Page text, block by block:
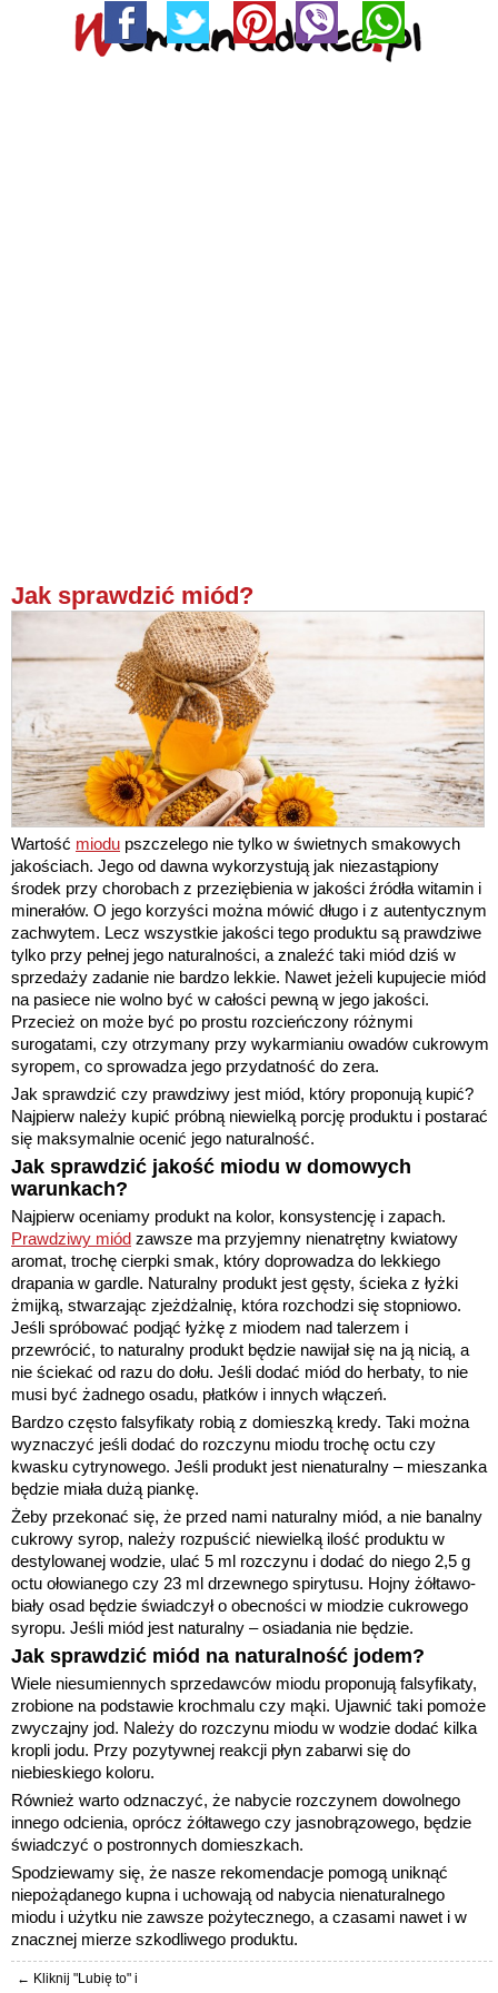
Jak sprawdzić miód?
Wartość miodu pszczelego nie tylko w świetnych smakowych
jakościach. Jego od dawna wykorzystują jak niezastąpiony
środek przy chorobach z przeziębienia w jakości źródła witamin i
minerałów. O jego korzyści można mówić długo i z autentycznym
zachwytem. Lecz wszystkie jakości tego produktu są prawdziwe
tylko przy pełnej jego naturalności, a znaleźć taki miód dziś w
sprzedaży zadanie nie bardzo lekkie. Nawet jeżeli kupujecie miód
na pasiece nie wolno być w całości pewną w jego jakości.
Przecież on może być po prostu rozcieńczony różnymi
surogatami, czy otrzymany przy wykarmianiu owadów cukrowym
syropem, co sprowadza jego przydatność do zera.
Jak sprawdzić czy prawdziwy jest miód, który proponują kupić?
Najpierw należy kupić próbną niewielką porcję produktu i postarać
się maksymalnie ocenić jego naturalność.
Jak sprawdzić jakość miodu w domowych
warunkach?
Najpierw oceniamy produkt na kolor, konsystencję i zapach.
Prawdziwy miód zawsze ma przyjemny nienatrętny kwiatowy
aromat, trochę cierpki smak, który doprowadza do lekkiego
drapania w gardle. Naturalny produkt jest gęsty, ścieka z łyżki
żmijką, stwarzając zjeżdżalnię, która rozchodzi się stopniowo.
Jeśli spróbować podjąć łyżkę z miodem nad talerzem i
przewrócić, to naturalny produkt będzie nawijał się na ją nicią, a
nie ściekać od razu do dołu. Jeśli dodać miód do herbaty, to nie
musi być żadnego osadu, płatków i innych włączeń.
Bardzo często falsyfikaty robią z domieszką kredy. Taki można
wyznaczyć jeśli dodać do rozczynu miodu trochę octu czy
kwasku cytrynowego. Jeśli produkt jest nienaturalny – mieszanka
będzie miała dużą piankę.
Żeby przekonać się, że przed nami naturalny miód, a nie banalny
cukrowy syrop, należy rozpuścić niewielką ilość produktu w
destylowanej wodzie, ulać 5 ml rozczynu i dodać do niego 2,5 g
octu ołowianego czy 23 ml drzewnego spirytusu. Hojny żółtawo-
biały osad będzie świadczył o obecności w miodzie cukrowego
syropu. Jeśli miód jest naturalny – osiadania nie będzie.
Jak sprawdzić miód na naturalność jodem?
Wiele niesumiennych sprzedawców miodu proponują falsyfikaty,
zrobione na podstawie krochmalu czy mąki. Ujawnić taki pomoże
zwyczajny jod. Należy do rozczynu miodu w wodzie dodać kilka
kropli jodu. Przy pozytywnej reakcji płyn zabarwi się do
niebieskiego koloru.
Również warto odznaczyć, że nabycie rozczynem dowolnego
innego odcienia, oprócz żółtawego czy jasnobrązowego, będzie
świadczyć o postronnych domieszkach.
Spodziewamy się, że nasze rekomendacje pomogą uniknąć
niepożądanego kupna i uchowają od nabycia nienaturalnego
miodu i użytku nie zawsze pożytecznego, a czasami nawet i w
znacznej mierze szkodliwego produktu.
← Kliknij "Lubię to" i